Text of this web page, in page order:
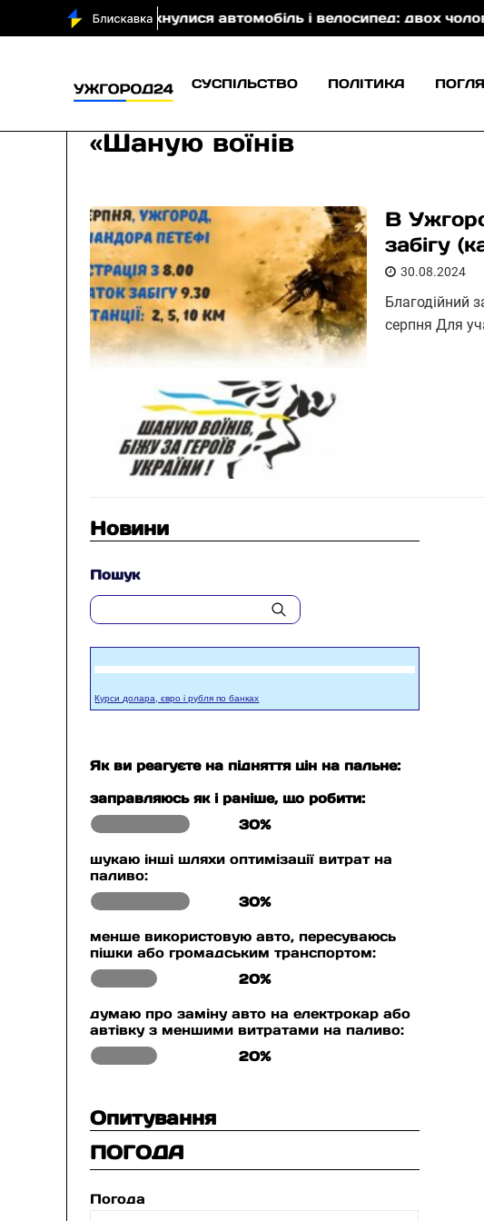
зіткнулися автомобіль і велосипед: двох чоловіків
СУСПІЛЬСТВО ПОЛІТИКА
«Шаную воїнів
В
забігу
30.08.2024
Благодійний
серпня Для
Новини
Пошук
Курси долара, євро і рубля по банках
Як ви реагуєте на підняття цін на пальне:
заправляюсь як і раніше, що робити:
30%
шукаю інші шляхи оптимізації витрат на
паливо:
30%
менше використовую авто, пересуваюсь
пішки або громадським транспортом:
20%
думаю про заміну авто на електрокар або
автівку з меншими витратами на паливо:
20%
Опитування
ПОГОДА
Погода